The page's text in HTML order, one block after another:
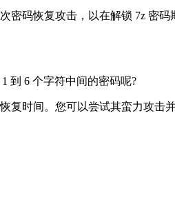
码恢复攻击，以在解锁 7z 密
到 6 个字符中间的密码呢?
复时间。您可以尝试其蛮力攻击